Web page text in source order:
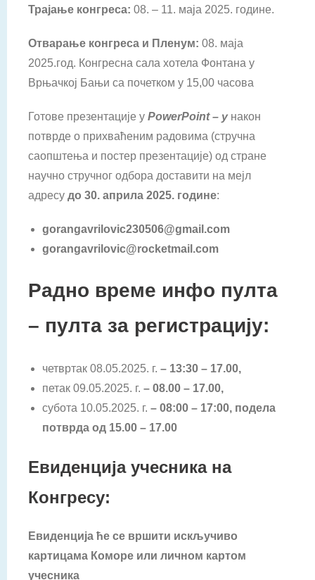
Трајање конгреса: 08. – 11. маја 2025. године.
Отварање конгреса и Пленум: 08. маја
2025.год. Конгресна сала хотела Фонтана у
Врњачкој Бањи са почетком у 15,00 часова
Готове презентације у PowerPoint– унакон
потврде о прихваћеним радовима (стручна
саопштења и постер презентације) од стране
научно стручног одбора доставити на мејл
адресу до 30. априла 2025. године:
gorangavrilovic230506@gmail .com
gorangavrilovic@rocketmail .com
Радно време инфо пулта
– пулта за регистрацију:
четвртак 08.05.2025. г. – 13:30 – 17.00,
петак 09.05.2025. г. – 08.00 – 17.00,
субота 10.05.2025. г. – 08:00 – 17:00, подела
потврда од 15.00 – 17.00
Евиденција учесника на
Конгресу:
Eвиденција ће се вршити искључиво
картицама Коморе или личном картом
учесника